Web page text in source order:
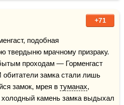
+71
подобная
твердыню мрачному призраку.
проходам — Горменгаст
обитатели замка стали лишь
замок, мрея в туманах,
камень замка выдыхал